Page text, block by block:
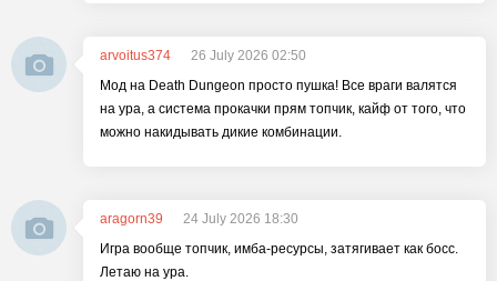
arvoitus374
26 July 2026 02:50
Мод на Death Dungeon просто пушка! Все враги валятся
на ура, а система прокачки прям топчик, кайф от того, что
можно накидывать дикие комбинации.
aragorn39
24 July 2026 18:30
Игра вообще топчик, имба-ресурсы, затягивает как босс.
Летаю на ура.